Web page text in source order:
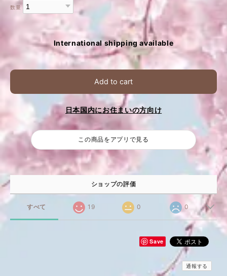
数量
International shipping available
Add to cart
日本国内にお住まいの方向け
この商品をアプリで見る
ショップの評価
すべて 19 0 0
Save
通報する